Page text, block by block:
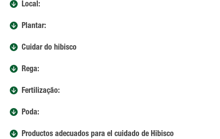
Local:
Plantar:
Cuidar do hibisco
Rega:
Fertilização:
Poda:
Productos adecuados para el cuidado de Hibisco